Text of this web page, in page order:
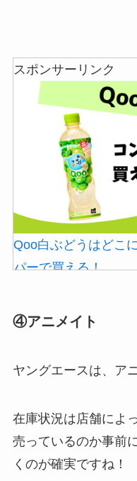
和紙はどこに売って
シャチハタはどこに
える！
あずきバーこしあん
スポンサーリンク
Qoo白ぶどうはどこ
パーで買える！
ストレッチポールは
やニトリ？
④アニメイト
ヤングエースは、ア
在庫状況は店舗によ
売っているのか事前
くのが確実ですね！